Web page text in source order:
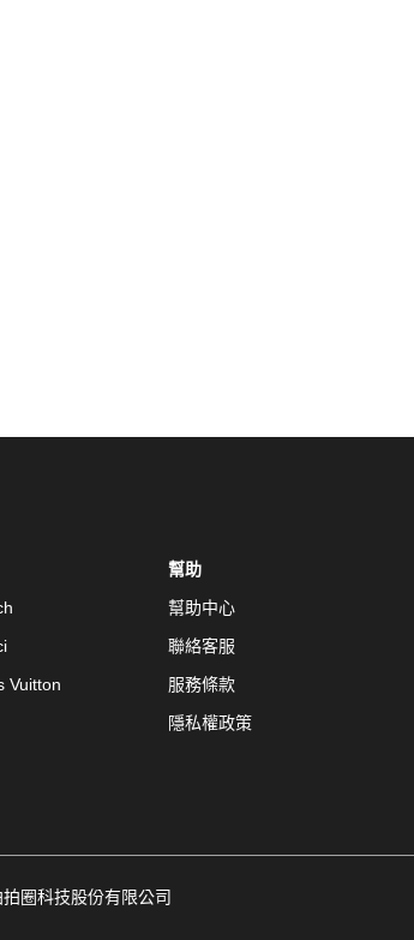
Vuitton
幫助
幫助中心
聯絡客服
服務條款
隱私權政策
圈科技股份有限公司